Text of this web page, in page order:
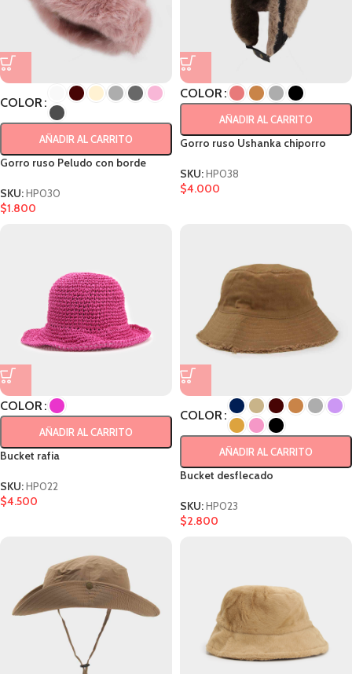
COLOR
AÑADIR AL CARRITO
Gorro ruso Peludo con borde
SKU:HP030
$1.800
COLOR
AÑADIR AL CARRITO
Gorro ruso Ushanka chiporro
SKU:HP038
$4.000
COLOR
AÑADIR AL CARRITO
Bucket rafia
SKU:HP022
$4.500
COLOR
AÑADIR AL CARRITO
Bucket desflecado
SKU:HP023
$2.800